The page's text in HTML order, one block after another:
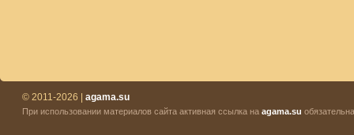
© 2011-2026 | agama.su
При использовании материалов сайта активная ссылка на agama.su